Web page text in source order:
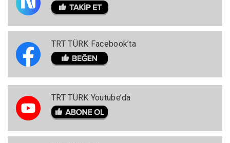
TRT TÜRK Facebook’ta
TRT TÜRK Youtube’da